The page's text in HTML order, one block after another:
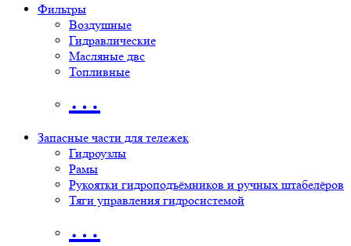
Фильтры
Воздушные
Гидравлические
Масляные двс
Топливные
…
Запасные части для тележек
Гидроузлы
Рамы
Рукоятки гидроподъёмников и ручных штабелёров
Тяги управления гидросистемой
…